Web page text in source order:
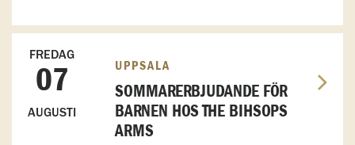
FREDAG
07
AUGUSTI
UPPSALA
SOMMARERBJUDANDE FÖR
BARNEN HOS THE BIHSOPS
ARMS